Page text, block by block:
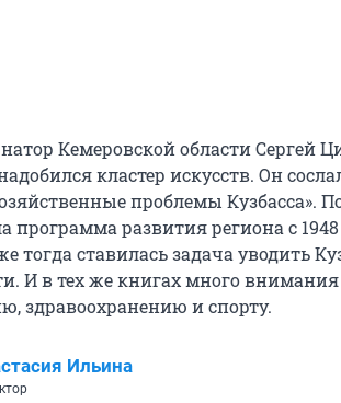
Кемеровской области Сергей
кластер искусств. Он
проблемы Кузбасса».
программа развития региона с 1948
тогда ставилась задача уводить
И в тех же книгах много внимания
здравоохранению и спорту.
Ильина